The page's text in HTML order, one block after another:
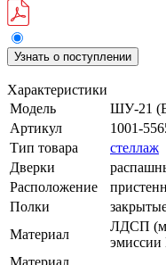
Узнать о поступлении
Характеристики
Модель
ШУ-21
Артикул
1001-
Тип товара
стеллаж
Дверки
Расположение
Полки
Материал
ЛДСП
эмиссии